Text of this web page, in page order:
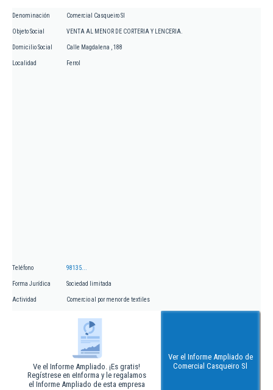
Denominación Comercial Casqueiro Sl
Objeto Social VENTA AL MENOR DE CORTERIA Y LENCERIA.
Domicilio Social Calle Magdalena , 188
Localidad Ferrol
Teléfono 98135...
Forma Jurídica Sociedad limitada
Actividad Comercio al por menor de textiles
Ve el Informe Ampliado. ¡Es gratis!
Regístrese en eInforma y le regalamos
el Informe Ampliado de esta empresa
Ver el Informe Ampliado de
Comercial Casqueiro Sl